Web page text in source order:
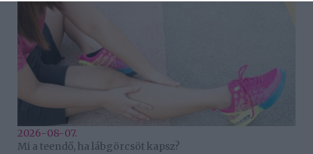
2026-08-07.
Mi a teendő, ha lábgörcsöt kapsz?